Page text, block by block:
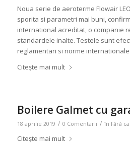
Noua serie de aeroterme Flowair
sporita si parametri mai buni,
international acreditat, o companie
standardele inalte. Testele sunt
reglamentari si norme internationale.
Citește mai mult
Boilere Galmet cu
18 aprilie 2019 / 0 Comentarii / în Fără
Citește mai mult